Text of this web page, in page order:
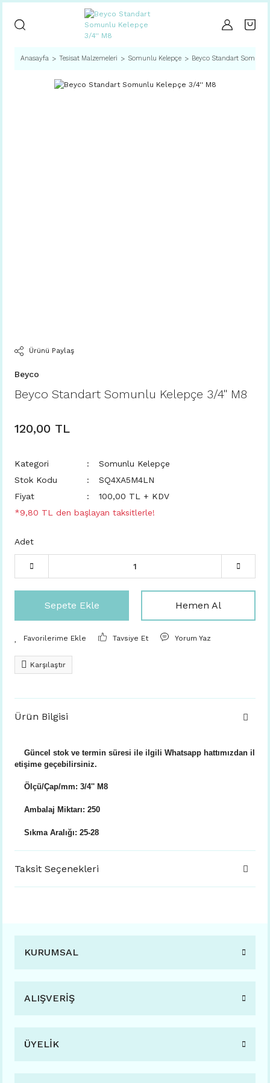
Anasayfa Tesisat Malzemeleri Somunlu Kelepçe Beyco Standart Somunlu
Ürünü Paylaş
Beyco
Beyco Standart Somunlu Kelepçe 3/4'' M8
120,00 TL
Kategori
Somunlu Kelepçe
Stok Kodu
SQ4XA5M4LN
Fiyat
100,00 TL + KDV
*9,80 TL den başlayan taksitlerle!
Adet
Sepete Ekle Hemen Al
Tavsiye Et Yorum Yaz
Karşılaştır
Ürün Bilgisi
Güncel stok ve termin süresi ile ilgili Whatsapp hattımızdan il
etişime geçebilirsiniz.
Ölçü/Çap/mm: 3/4'' M8
Ambalaj Miktarı: 250
Sıkma Aralığı: 25-28
Taksit Seçenekleri
KURUMSAL
ALIŞVERİŞ
ÜYELİK